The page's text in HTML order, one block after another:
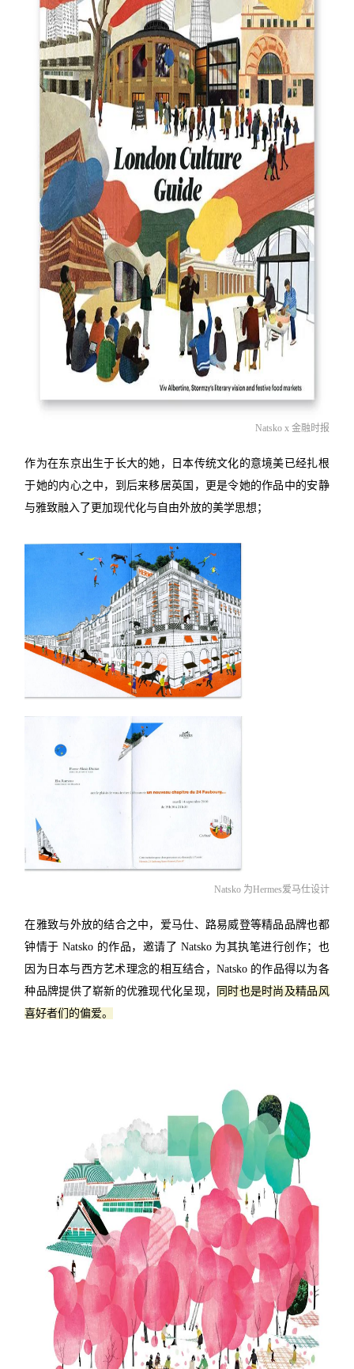
Natsko x 金融时报
作为在东京出生于长大的她，日本传统文化的意境美已经扎根
于她的内心之中，到后来移居英国，更是令她的作品中的安静
与雅致融入了更加现代化与自由外放的美学思想；
Natsko 为Hermes爱马仕设计
在雅致与外放的结合之中，爱马仕、路易威登等精品品牌也都
钟情于 Natsko 的作品，邀请了 Natsko 为其执笔进行创作；也
因为日本与西方艺术理念的相互结合，Natsko 的作品得以为各
种品牌提供了崭新的优雅现代化呈现，
同时也是时尚及精品风
喜好者们的偏爱。